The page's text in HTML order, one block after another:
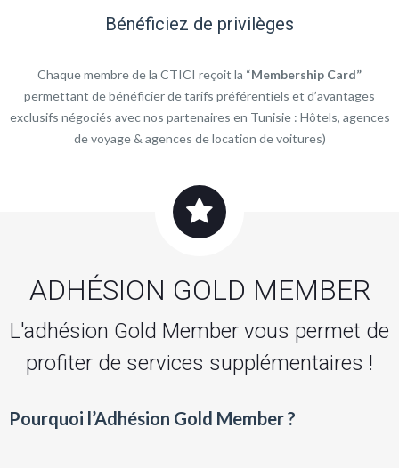
Bénéficiez de privilèges
Chaque membre de la CTICI reçoit la “Membership Card”
permettant de bénéficier de tarifs préférentiels et d’avantages
exclusifs négociés avec nos partenaires en Tunisie : Hôtels, agences
de voyage & agences de location de voitures)
ADHÉSION GOLD MEMBER
L'adhésion Gold Member vous permet de
profiter de services supplémentaires !
Pourquoi l’Adhésion Gold Member ?